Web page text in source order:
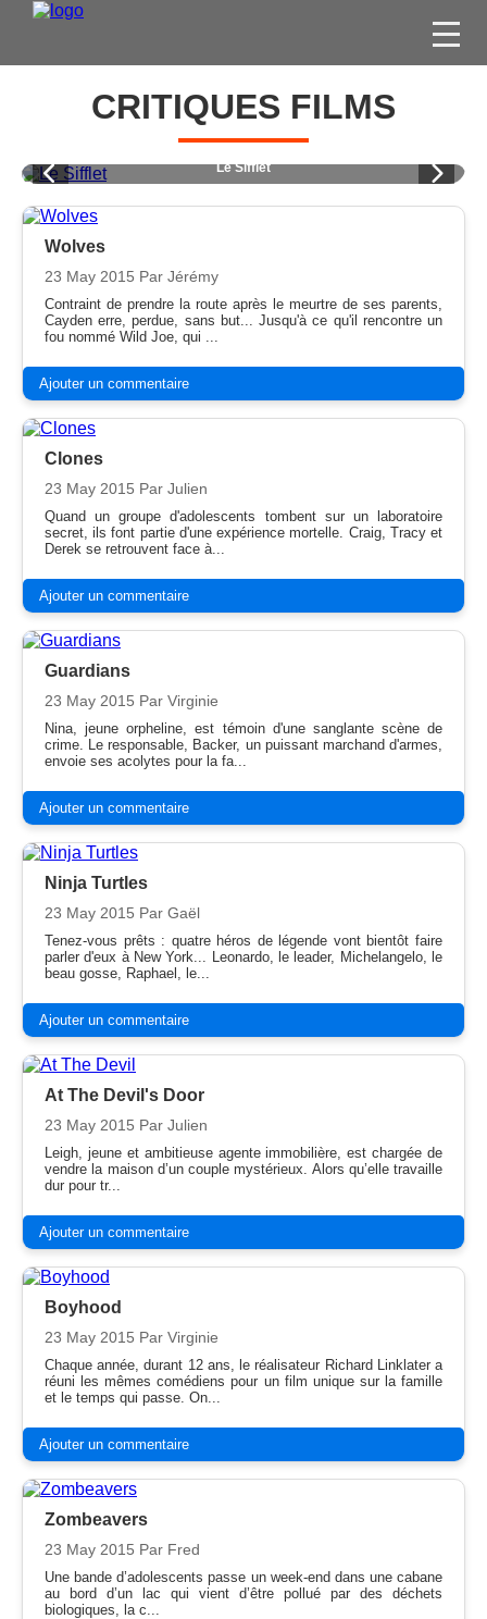
SÉRIES
DVD / BLU-RAY / SVOD
MEMBRE
CRITIQUES FILMS
Cadavres à la Pelle
Wolves
23 May 2015 Par Jérémy
Contraint de prendre la route après le meurtre de ses parents,
Cayden erre, perdue, sans but... Jusqu'à ce qu'il rencontre un
fou nommé Wild Joe, qui ...
Ajouter un commentaire
Clones
23 May 2015 Par Julien
Quand un groupe d'adolescents tombent sur un laboratoire
secret, ils font partie d'une expérience mortelle. Craig, Tracy et
Derek se retrouvent face à...
Ajouter un commentaire
Guardians
23 May 2015 Par Virginie
Nina, jeune orpheline, est témoin d'une sanglante scène de
crime. Le responsable, Backer, un puissant marchand d'armes,
envoie ses acolytes pour la fa...
Ajouter un commentaire
Ninja Turtles
23 May 2015 Par Gaël
Tenez-vous prêts : quatre héros de légende vont bientôt faire
parler d'eux à New York... Leonardo, le leader, Michelangelo, le
beau gosse, Raphael, le...
Ajouter un commentaire
At The Devil's Door
23 May 2015 Par Julien
Leigh, jeune et ambitieuse agente immobilière, est chargée de
vendre la maison d’un couple mystérieux. Alors qu’elle travaille
dur pour tr...
Ajouter un commentaire
Boyhood
23 May 2015 Par Virginie
Chaque année, durant 12 ans, le réalisateur Richard Linklater a
réuni les mêmes comédiens pour un film unique sur la famille
et le temps qui passe. On...
Ajouter un commentaire
Zombeavers
23 May 2015 Par Fred
Une bande d’adolescents passe un week-end dans une cabane
au bord d’un lac qui vient d’être pollué par des déchets
biologiques, la c...